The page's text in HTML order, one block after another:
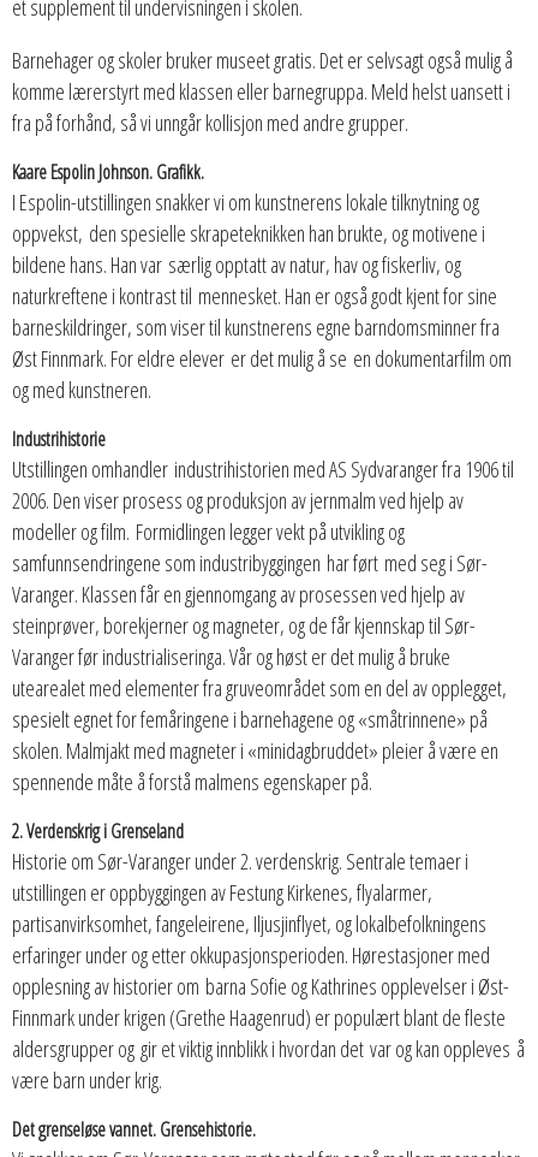
et supplement til undervisningen i skolen.
Barnehager og skoler bruker museet gratis. Det er selvsagt også mulig å
komme lærerstyrt med klassen eller barnegruppa. Meld helst uansett i
fra på forhånd, så vi unngår kollisjon med andre grupper.
Kaare Espolin Johnson. Grafikk.
I Espolin-utstillingen snakker vi om kunstnerens lokale tilknytning og
oppvekst, den spesielle skrapeteknikken han brukte, og motivene i
bildene hans. Han var særlig opptatt av natur, hav og fiskerliv, og
naturkreftene i kontrast til mennesket. Han er også godt kjent for sine
barneskildringer, som viser til kunstnerens egne barndomsminner fra
Øst Finnmark. For eldre elever er det mulig å se en dokumentarfilm om
og med kunstneren.
Industrihistorie
Utstillingen omhandler industrihistorien med AS Sydvaranger fra 1906 til
2006. Den viser prosess og produksjon av jernmalm ved hjelp av
modeller og film. Formidlingen legger vekt på utvikling og
samfunnsendringene som industribyggingen har ført med seg i Sør-
Varanger. Klassen får en gjennomgang av prosessen ved hjelp av
steinprøver, borekjerner og magneter, og de får kjennskap til Sør-
Varanger før industrialiseringa. Vår og høst er det mulig å bruke
utearealet med elementer fra gruveområdet som en del av opplegget,
spesielt egnet for femåringene i barnehagene og «småtrinnene» på
skolen. Malmjakt med magneter i «minidagbruddet» pleier å være en
spennende måte å forstå malmens egenskaper på.
2. Verdenskrig i Grenseland
Historie om Sør-Varanger under 2. verdenskrig. Sentrale temaer i
utstillingen er oppbyggingen av Festung Kirkenes, flyalarmer,
partisanvirksomhet, fangeleirene, Iljusjinflyet, og lokalbefolkningens
erfaringer under og etter okkupasjonsperioden. Hørestasjoner med
opplesning av historier om barna Sofie og Kathrines opplevelser i Øst-
Finnmark under krigen (Grethe Haagenrud) er populært blant de fleste
aldersgrupper og gir et viktig innblikk i hvordan det var og kan oppleves å
være barn under krig.
Det grenseløse vannet. Grensehistorie.